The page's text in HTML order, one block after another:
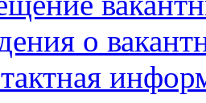
о